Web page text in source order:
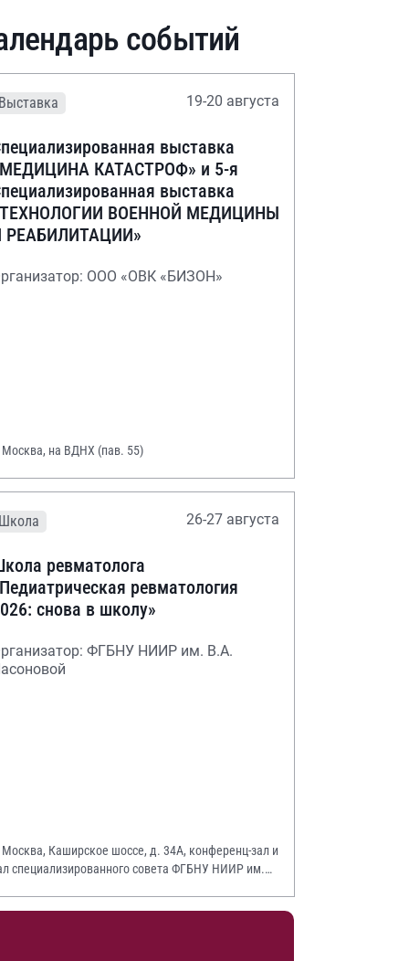
событий
19-20 августа
выставка
КАТАСТРОФ» и 5-я
выставка
ВОЕННОЙ МЕДИЦИНЫ
РЕАБИЛИТАЦИИ»
ООО «ОВК «БИЗОН»
Москва, на ВДНХ (пав. 55)
26-27 августа
ревматолога
ревматология
снова в школу»
ФГБНУ НИИР им. В.А.
Москва, Каширское шоссе, д. 34А, конференц-зал и
специализированного совета ФГБНУ НИИР им.